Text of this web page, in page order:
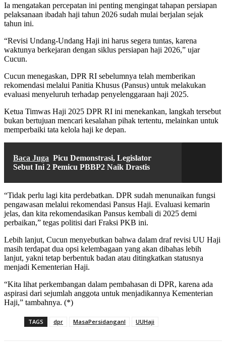
Ia mengatakan percepatan ini penting mengingat tahapan persiapan
pelaksanaan ibadah haji tahun 2026 sudah mulai berjalan sejak
tahun ini.
“Revisi Undang-Undang Haji ini harus segera tuntas, karena
waktunya berkejaran dengan siklus persiapan haji 2026,” ujar
Cucun.
Cucun menegaskan, DPR RI sebelumnya telah memberikan
rekomendasi melalui Panitia Khusus (Pansus) untuk melakukan
evaluasi menyeluruh terhadap penyelenggaraan haji 2025.
Ketua Timwas Haji 2025 DPR RI ini menekankan, langkah tersebut
bukan bertujuan mencari kesalahan pihak tertentu, melainkan untuk
memperbaiki tata kelola haji ke depan.
Baca Juga Picu Demonstrasi, Legislator
Sebut Ini 2 Pemicu PBBP2 Naik Drastis
“Tidak perlu lagi kita perdebatkan. DPR sudah menunaikan fungsi
pengawasan melalui rekomendasi Pansus Haji. Evaluasi kemarin
jelas, dan kita rekomendasikan Pansus kembali di 2025 demi
perbaikan,” tegas politisi dari Fraksi PKB ini.
Lebih lanjut, Cucun menyebutkan bahwa dalam draf revisi UU Haji
masih terdapat dua opsi kelembagaan yang akan dibahas lebih
lanjut, yakni tetap berbentuk badan atau ditingkatkan statusnya
menjadi Kementerian Haji.
“Kita lihat perkembangan dalam pembahasan di DPR, karena ada
aspirasi dari sejumlah anggota untuk menjadikannya Kementerian
Haji,” tambahnya. (*)
TAGS dpr MasaPersidanganI UUHaji